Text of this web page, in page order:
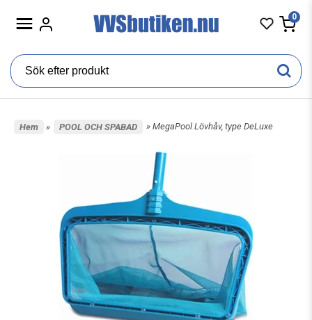
0
Hem » POOL OCH SPABAD » MegaPool Lövhåv, type DeLuxe